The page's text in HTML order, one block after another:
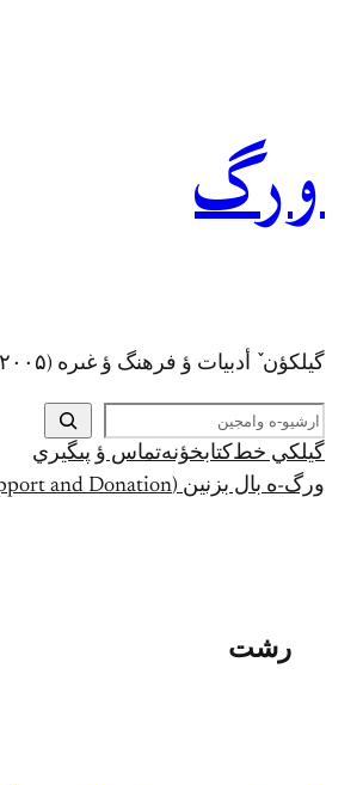
ورگ
گيلکؤن ٚ أدبیات ؤ فرهنگ ؤ غىره (۲۰۰۵ تايسه)
ج
س
ت
ج
گيلکي خط کتابخؤنهتماس ؤ پىگيري
ورگ-ه بال بزنين (Support and Donation)
رشت